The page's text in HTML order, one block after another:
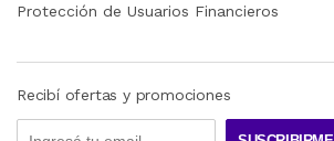
Protección de Usuarios Financieros
Recibí ofertas y promociones